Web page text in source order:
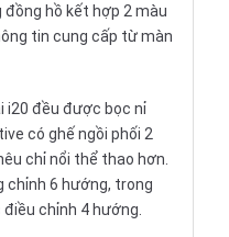
đồng hồ kết hợp 2 màu
tin cung cấp từ màn
i20 đều được bọc nỉ
có ghế ngồi phối 2
chỉ nổi thể thao hơn.
chỉnh 6 hướng, trong
chỉnh 4 hướng.